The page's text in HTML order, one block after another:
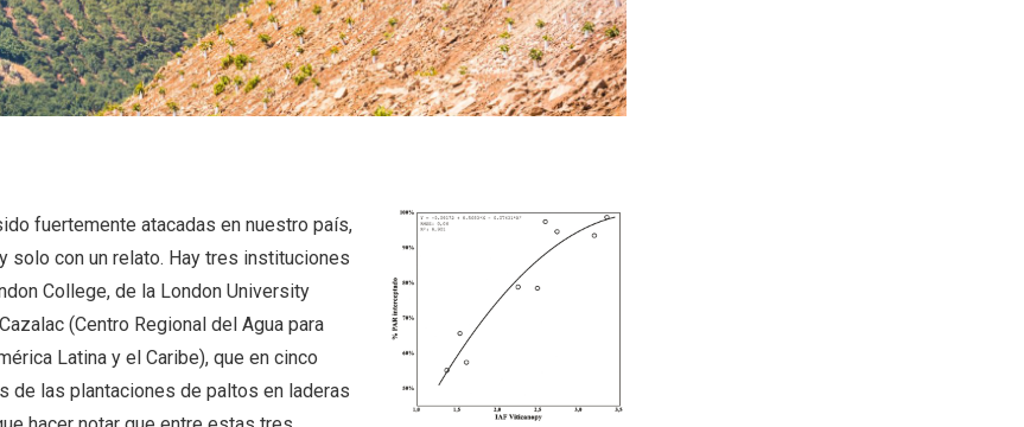
fuertemente atacadas en nuestro país,
solo con un relato. Hay tres instituciones
College, de la London University
(Centro Regional del Agua para
Latina y el Caribe), que en cinco
de las plantaciones de paltos en laderas